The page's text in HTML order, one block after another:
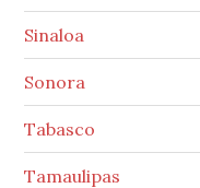
Sinaloa
Sonora
Tabasco
Tamaulipas